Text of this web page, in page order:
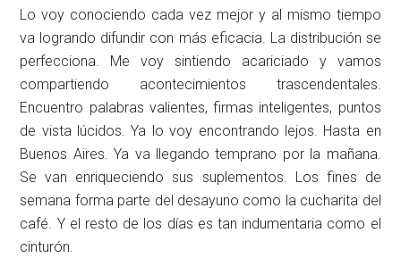
Lo voy conociendo cada vez mejor y al mismo tiempo
va logrando difundir con más eficacia. La distribución se
perfecciona. Me voy sintiendo acariciado y vamos
compartiendo acontecimientos trascendentales.
Encuentro palabras valientes, firmas inteligentes, puntos
de vista lúcidos. Ya lo voy encontrando lejos. Hasta en
Buenos Aires. Ya va llegando temprano por la mañana.
Se van enriqueciendo sus suplementos. Los fines de
semana forma parte del desayuno como la cucharita del
café. Y el resto de los días es tan indumentaria como el
cinturón.